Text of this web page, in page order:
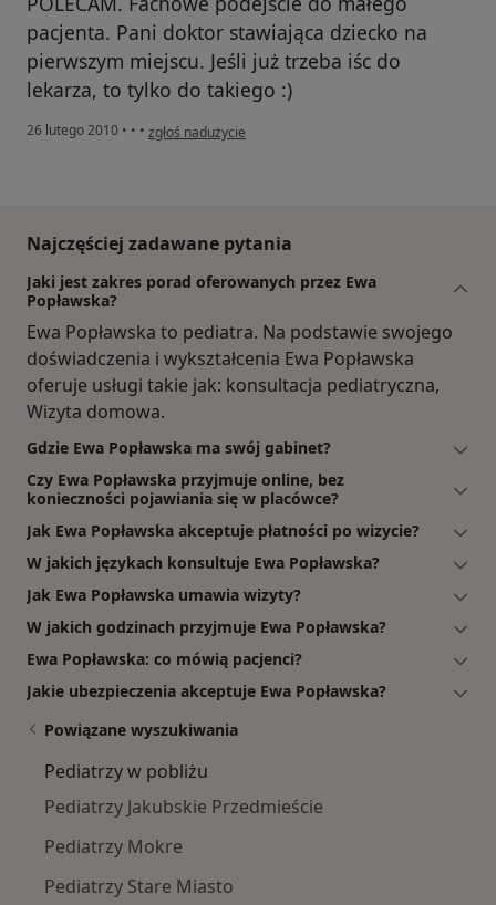
pacjenta. Pani doktor stawiająca dziecko na
pierwszym miejscu. Jeśli już trzeba iśc do
lekarza, to tylko do takiego :)
26 lutego 2010 • • • w opinii użytkownika Konto zostało usunięte
zgłoś nadużycie
Najczęściej zadawane pytania
Jaki jest zakres porad oferowanych przez Ewa
Popławska?
Ewa Popławska to pediatra. Na podstawie swojego
doświadczenia i wykształcenia Ewa Popławska
oferuje usługi takie jak: konsultacja pediatryczna,
Wizyta domowa.
Gdzie Ewa Popławska ma swój gabinet?
Czy Ewa Popławska przyjmuje online, bez
konieczności pojawiania się w placówce?
Jak Ewa Popławska akceptuje płatności po wizycie?
W jakich językach konsultuje Ewa Popławska?
Jak Ewa Popławska umawia wizyty?
W jakich godzinach przyjmuje Ewa Popławska?
Ewa Popławska: co mówią pacjenci?
Jakie ubezpieczenia akceptuje Ewa Popławska?
Powiązane wyszukiwania
Pediatrzy w pobliżu
Pediatrzy Jakubskie Przedmieście
Pediatrzy Mokre
Pediatrzy Stare Miasto